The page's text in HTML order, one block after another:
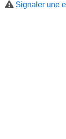
Signaler une